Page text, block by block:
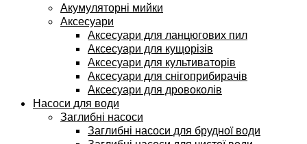
Акумуляторні мийки
Аксесуари
Аксесуари для ланцюгових пил
Аксесуари для кущорізів
Аксесуари для культиваторів
Аксесуари для снігоприбирачів
Аксесуари для дровоколів
Насоси для води
Заглибні насоси
Заглибні насоси для брудної води